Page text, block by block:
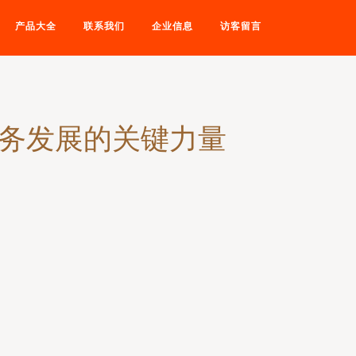
产品大全 联系我们 企业信息 访客留言
发展的关键力量